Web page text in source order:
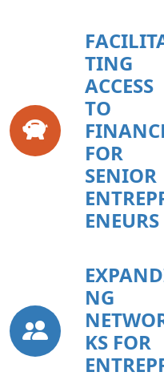
TING
ACCESS
TO
FOR
SENIOR
ENEURS
NG
KS FOR